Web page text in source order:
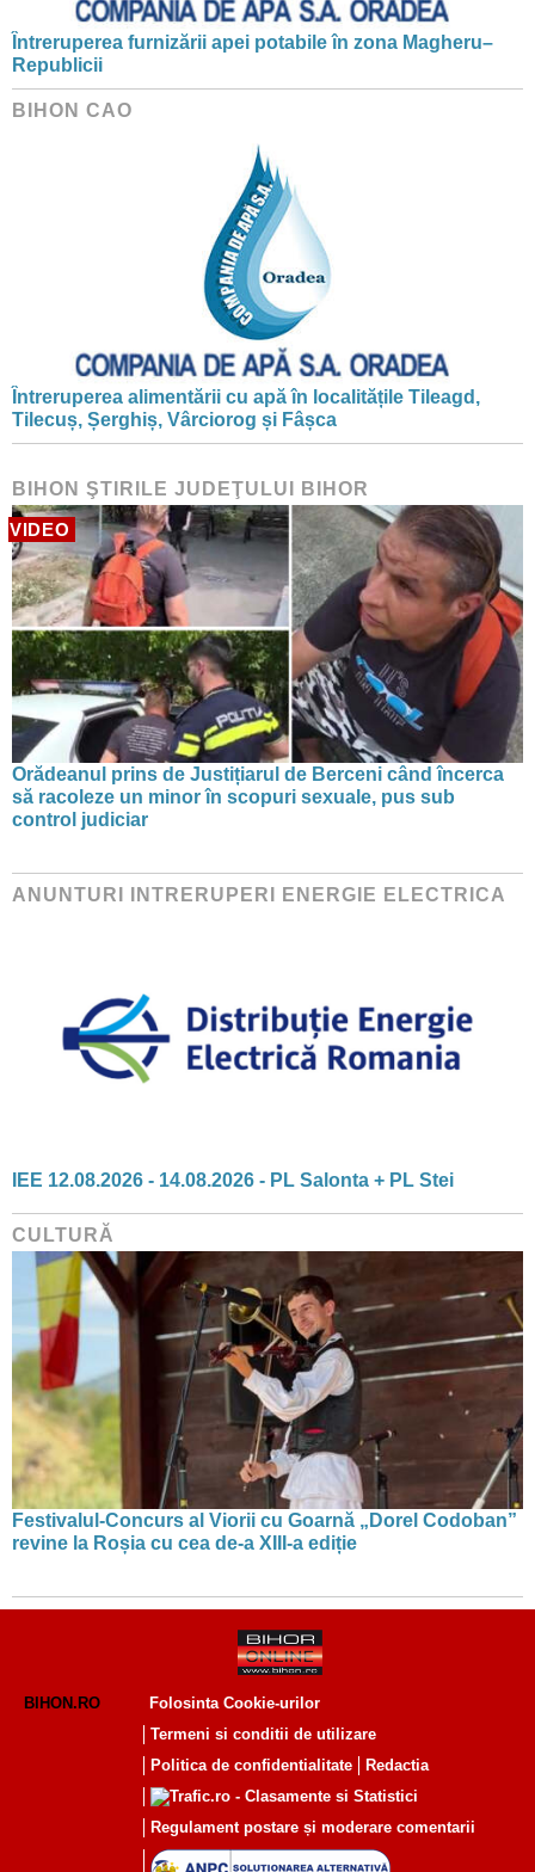
Întreruperea furnizării apei potabile în zona Magheru–
Republicii
BIHON CAO
Întreruperea alimentării cu apă în localitățile Tileagd,
Tilecuș, Șerghiș, Vârciorog și Fâșca
BIHON ŞTIRILE JUDEŢULUI BIHOR
VIDEO
Orădeanul prins de Justițiarul de Berceni când încerca
să racoleze un minor în scopuri sexuale, pus sub
control judiciar
ANUNTURI INTRERUPERI ENERGIE ELECTRICA
IEE 12.08.2026 - 14.08.2026 - PL Salonta + PL Stei
CULTURĂ
Festivalul-Concurs al Viorii cu Goarnă „Dorel Codoban”
revine la Roșia cu cea de-a XIII-a ediție
BIHON.RO
Folosinta Cookie-urilor
Termeni si conditii de utilizare
Politica de confidentialitate
Redactia
Regulament postare și moderare comentarii